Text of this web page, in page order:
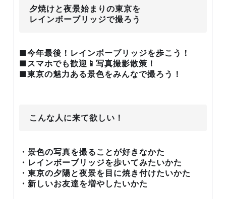
夕焼けと夜景始まりの東京を
レインボーブリッジで撮ろう
■今年最後！レインボーブリッジを歩こう！
■スマホでも歓迎📱写真撮影散策！
■東京の魅力ある景色をみんなで撮ろう！
こんな人に来て欲しい！
・景色の写真を撮ることが好きなかた
・レインボーブリッジを歩いてみたいかた
・東京の夕陽と夜景を目に焼き付けたいかた
・新しいお友達を増やしたいかた